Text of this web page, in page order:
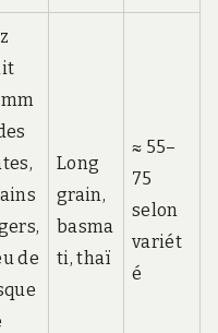
de
Long
grain,
basma
ti, thaï
≈ 55–
75
selon
variét
é